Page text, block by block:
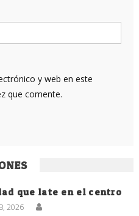
y web en este
que comente.
que late en el centro
2026